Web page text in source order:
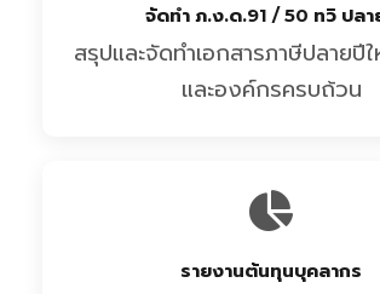
จัดทำ ภ.ง.ด.91 / 50 ทวิ ปลา
สรุปและจัดทำเอกสารภาษีปลายปี
และองค์กรครบถ้วน
รายงานต้นทุนบุคลากร